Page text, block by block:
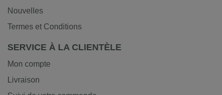
Nouvelles
Termes et Conditions
SERVICE À LA CLIENTÈLE
Mon compte
Livraison